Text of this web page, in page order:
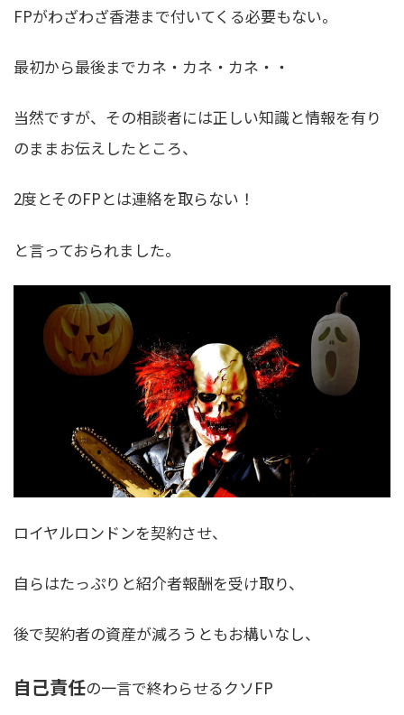
FPがわざわざ香港まで付いてくる必要もない。
最初から最後までカネ・カネ・カネ・・
当然ですが、その相談者には正しい知識と情報を有り
のままお伝えしたところ、
2度とそのFPとは連絡を取らない！
と言っておられました。
ロイヤルロンドンを契約させ、
自らはたっぷりと紹介者報酬を受け取り、
後で契約者の資産が減ろうともお構いなし、
自己責任の一言で終わらせるクソFP